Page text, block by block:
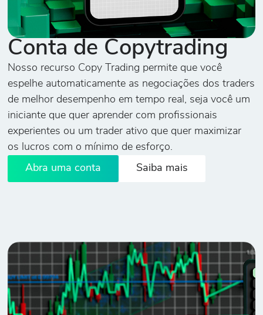
Conta de Copytrading
Nosso recurso Copy Trading permite que você
espelhe automaticamente as negociações dos traders
de melhor desempenho em tempo real, seja você um
iniciante que quer aprender com profissionais
experientes ou um trader ativo que quer maximizar
os lucros com o mínimo de esforço.
Abra uma conta
Saiba mais